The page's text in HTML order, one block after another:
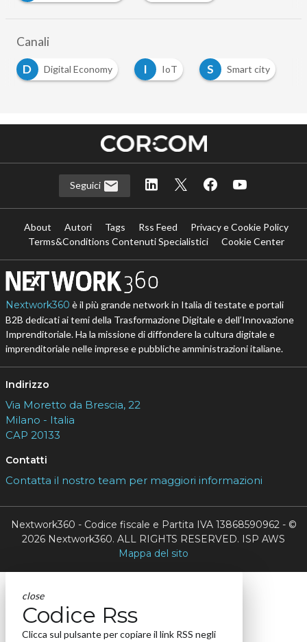
Canali
D
Digital Economy I IoT S Smart city
Seguici
About Autori Tags Rss Feed
Privacy e Cookie Policy
Terms&Conditions Contenuti Specialistici
Cookie Center
Nextwork360 è il più grande network in Italia di testate e portali
B2B dedicati ai temi della Trasformazione Digitale e dell’Innovazione
Imprenditoriale. Ha la missione di diffondere la cultura digitale e
imprenditoriale nelle imprese e pubbliche amministrazioni italiane.
Indirizzo
Via Moretto da Brescia, 22
Milano - Italia
CAP 20133
Contatti
Contatta il nostro team per maggiori informazioni
Nextwork360 - Codice fiscale e Partita IVA 13868590962 - ©
2026 Nextwork360. ALL RIGHTS RESERVED. ISP AWS
Mappa del sito
close
Codice Rss
Clicca sul pulsante per copiare il link RSS negli